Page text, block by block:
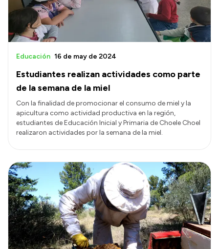
Estudiantes realizan actividades como parte
de la semana de la miel
Educación 16 de may de 2024
Con la finalidad de promocionar el consumo de miel y la
apicultura como actividad productiva en la región,
estudiantes de Educación Inicial y Primaria de Choele Choel
realizaron actividades por la semana de la miel.